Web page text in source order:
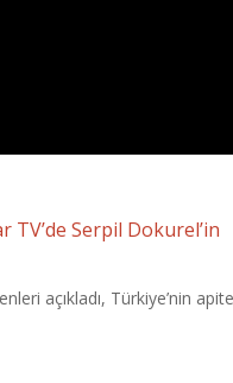
TV’de Serpil Dokurel’in
açıkladı, Türkiye’nin